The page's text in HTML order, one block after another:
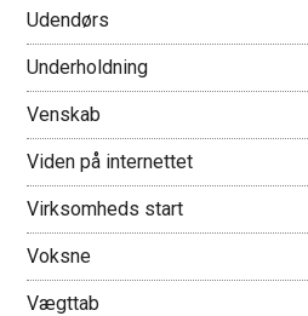
Udendørs
Underholdning
Venskab
Viden på internettet
Virksomheds start
Voksne
Vægttab